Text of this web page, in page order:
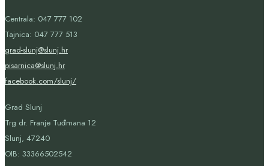
Centrala: 047 777 102
Tajnica: 047 777 513
grad-slunj@slunj.hr
pisarnica@slunj.hr
facebook.com/slunj/
Grad Slunj
Trg dr. Franje Tuđmana 12
Slunj, 47240
OIB: 33366502542